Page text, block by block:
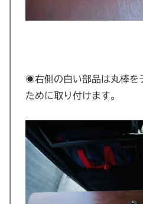
◉右側の白い部品は丸棒を
ために取り付けます。